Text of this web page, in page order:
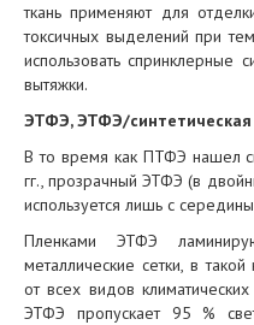
ткань применяют для
токсичных выделений при
использовать спринклерные
вытяжки.
ЭТФЭ, ЭТФЭ/синтетическая
В то время как ПТФЭ нашел
гг., прозрачный ЭТФЭ (в
используется лишь с
Пленками ЭТФЭ
металлические сетки, в
от всех видов
ЭТФЭ пропускает 95 %